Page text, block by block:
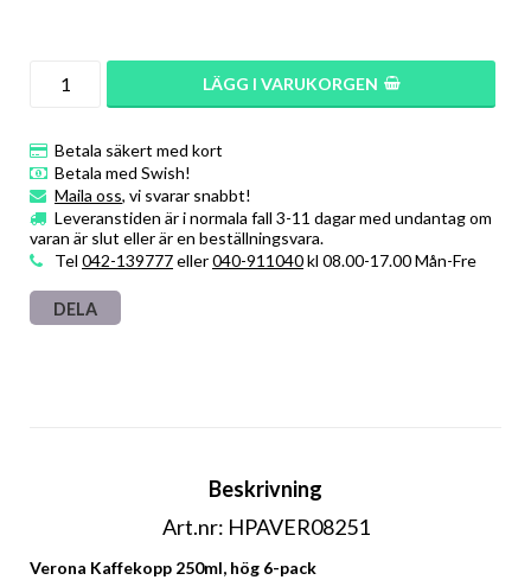
LÄGG I VARUKORGEN
Betala säkert med kort
Betala med Swish!
Maila oss, vi svarar snabbt!
Leveranstiden är i normala fall 3-11 dagar med undantag om
varan är slut eller är en beställningsvara.
Tel 042-139777eller040-911040kl 08.00-17.00 Mån-Fre
DELA
Beskrivning
Art.nr: HPAVER08251
Verona Kaffekopp 250ml, hög 6-pack